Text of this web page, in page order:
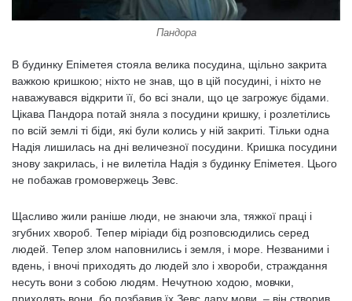
Пандора
В будинку Епіметея стояла велика посудина, щільно закрита
важкою кришкою; ніхто не знав, що в цій посудині, і ніхто не
наважувався відкрити її, бо всі знали, що це загрожує бідами.
Цікава Пандора потай зняла з посудини кришку, і розлетілись
по всій землі ті біди, які були колись у ній закриті. Тільки одна
Надія лишилась на дні величезної посудини. Кришка посудини
знову закрилась, і не вилетіла Надія з будинку Епіметея. Цього
не побажав громовержець Зевс.
Щасливо жили раніше люди, не знаючи зла, тяжкої праці і
згубних хвороб. Тепер міріади бід розповсюдились серед
людей. Тепер злом наповнились і земля, і море. Незваними і
вдень, і вночі приходять до людей зло і хвороби, страждання
несуть вони з собою людям. Нечутною ходою, мовчки,